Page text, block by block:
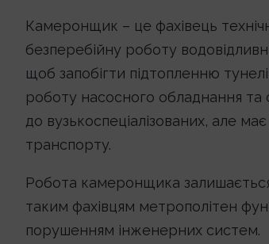
Камеронщик – це фахівець
безперебійну роботу
щоб запобігти підтопленню
роботу насосного обладнання
до вузькоспеціалізованих, але
транспорту.
Робота камеронщика
таким фахівцям метрополітен
порушенням інженерних систем.